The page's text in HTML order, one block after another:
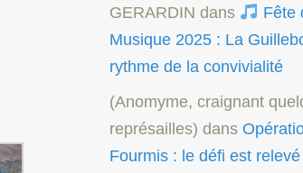
GERARDIN dans
Fête
Musique 2025 : La
rythme de la convivialité
(Anomyme, craignant
représailles) dans
Fourmis : le défi est relevé